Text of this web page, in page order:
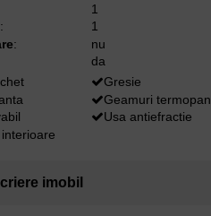
1
:
1
:
nu
da
Gresie
Geamuri termopan
Usa antiefractie
interioare
imobil